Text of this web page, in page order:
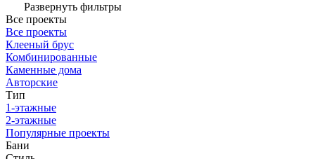
Развернуть фильтры
Все проекты
Все проекты
Клееный брус
Комбинированные
Каменные дома
Авторские
Тип
1-этажные
2-этажные
Популярные проекты
Бани